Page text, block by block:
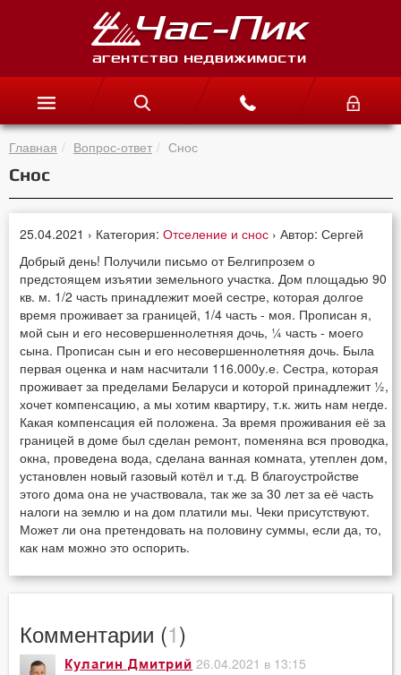
Главная Вопрос-ответ Снос
Снос
25.04.2021 › Категория:Отселение и снос › Автор: Сергей
Добрый день! Получили письмо от Белгипрозем о
предстоящем изъятии земельного участка. Дом площадью 90
кв. м. 1/2 часть принадлежит моей сестре, которая долгое
время проживает за границей, 1/4 часть - моя. Прописан я,
мой сын и его несовершеннолетняя дочь, ¼ часть - моего
сына. Прописан сын и его несовершеннолетняя дочь. Была
первая оценка и нам насчитали 116.000у.е. Сестра, которая
проживает за пределами Беларуси и которой принадлежит ½,
хочет компенсацию, а мы хотим квартиру, т.к. жить нам негде.
Какая компенсация ей положена. За время проживания её за
границей в доме был сделан ремонт, поменяна вся проводка,
окна, проведена вода, сделана ванная комната, утеплен дом,
установлен новый газовый котёл и т.д. В благоустройстве
этого дома она не участвовала, так же за 30 лет за её часть
налоги на землю и на дом платили мы. Чеки присутствуют.
Может ли она претендовать на половину суммы, если да, то,
как нам можно это оспорить.
Комментарии (1)
Кулагин Дмитрий 26.04.2021 в 13:15